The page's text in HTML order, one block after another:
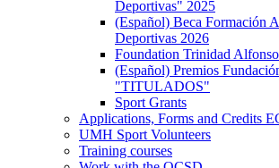
Deportivas" 2025
(Español) Beca Formación
Deportivas 2026
Foundation Trinidad Alfonso
(Español) Premios
"TITULADOS"
Sport Grants
Applications, Forms and Credits
UMH Sport Volunteers
Training courses